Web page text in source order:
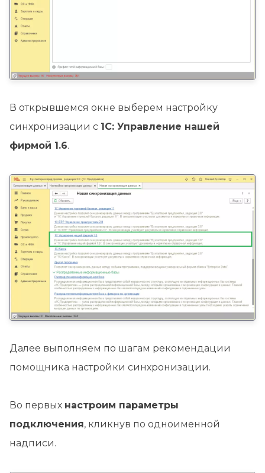
В открывшемся окне выберем настройку
синхронизации с 1С: Управление нашей
фирмой 1.6.
Далее выполняем по шагам рекомендации
помощника настройки синхронизации.
Во первых настроим параметры
подключения, кликнув по одноименной
надписи.